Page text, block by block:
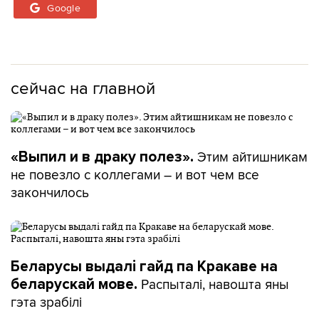
Google
сейчас на главной
«Выпил и в драку полез». Этим айтишникам
не повезло с коллегами – и вот чем все
закончилось
Беларусы выдалі гайд па Кракаве на
беларускай мове. Распыталі, навошта яны
гэта зрабілі